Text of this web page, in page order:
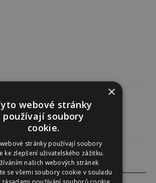
×
webové stránky
používají soubory
cookie.
stránky používají soubory
ke zlepšení uživatelského zážitku.
našich webových stránek
se všemi soubory cookie v souladu